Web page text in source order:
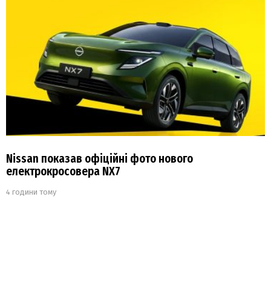
Nissan показав офіційні фото нового
електрокросовера NX7
4 години тому